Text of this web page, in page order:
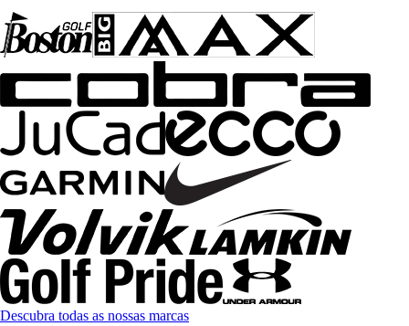
Descubra todas as nossas marcas